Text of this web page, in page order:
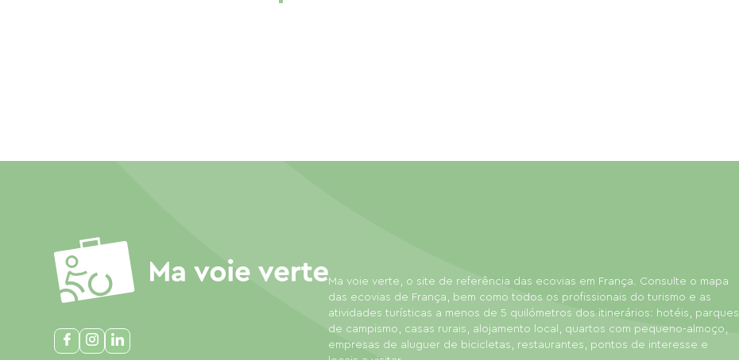
Ma voie verte, o site de referência das ecovias em França. Consulte o mapa
das ecovias de França, bem como todos os profissionais do turismo e as
atividades turísticas a menos de 5 quilómetros dos itinerários: hotéis, parques
de campismo, casas rurais, alojamento local, quartos com pequeno-almoço,
empresas de aluguer de bicicletas, restaurantes, pontos de interesse e